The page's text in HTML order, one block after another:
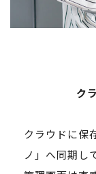
ク
クラウドに保
ノ」へ同期し